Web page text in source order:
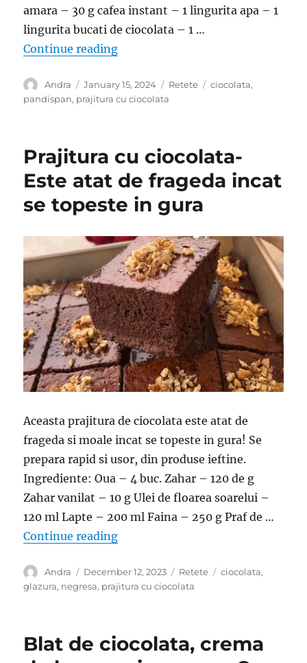
amara – 30 g cafea instant – 1 lingurita apa – 1
lingurita bucati de ciocolata – 1 …
Continue reading“Pandispan cu vanilie si
Author
Andra
Posted
on
January 15, 2024 Categories
Retete Tags
ciocolata,
pandispan, prajitura cu ciocolata
Prajitura cu ciocolata-
Este atat de frageda incat
se topeste in gura
Aceasta prajitura de ciocolata este atat de
frageda si moale incat se topeste in gura! Se
prepara rapid si usor, din produse ieftine.
Ingrediente: Oua – 4 buc. Zahar – 120 de g
Zahar vanilat – 10 g Ulei de floarea soarelui –
120 ml Lapte – 200 ml Faina – 250 g Praf de …
Continue reading“Prajitura cu ciocolata- Este atat
Author
Andra
Posted
on
December 12, 2023 Categories
Retete Tags
ciocolata,
glazura, negresa, prajitura cu ciocolata
Blat de ciocolata, crema